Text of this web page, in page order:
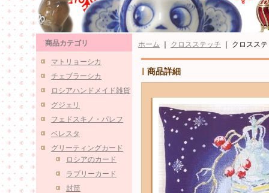
商品カテゴリ
マトリョーシカ
チェブラーシカ
ロシアハンドメイド雑貨
グジェリ
フェドスキノ・パレフ
ベレスタ
グリーティングカード
ロシアのカード
ラブリーカード
封筒
ホーム クロスステッチ クロスス
商品詳細